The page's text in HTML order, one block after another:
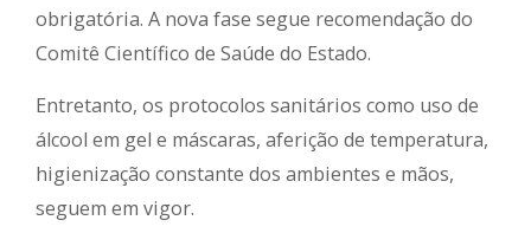
obrigatória. A nova fase segue recomendação do
Comitê Científico de Saúde do Estado.
Entretanto, os protocolos sanitários como uso de
álcool em gel e máscaras, aferição de temperatura,
higienização constante dos ambientes e mãos,
seguem em vigor.